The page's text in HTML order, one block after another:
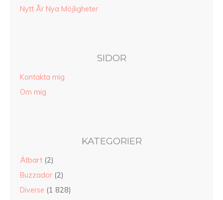
Nytt År Nya Möjligheter
SIDOR
Kontakta mig
Om mig
KATEGORIER
Ätbart (2)
Buzzador (2)
Diverse (1 828)